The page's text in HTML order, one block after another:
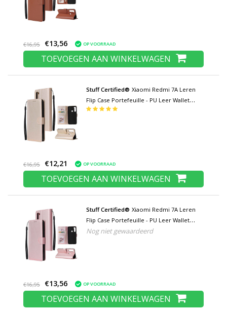
€16,95 €13,56 OP VOORRAAD
TOEVOEGEN AAN WINKELWAGEN
Stuff Certified® Xiaomi Redmi 7A Leren
Flip Case Portefeuille - PU Leer Wallet
Cover Cas Hoesje Goud
€16,95 €12,21 OP VOORRAAD
TOEVOEGEN AAN WINKELWAGEN
Stuff Certified® Xiaomi Redmi 7A Leren
Flip Case Portefeuille - PU Leer Wallet
Cover Cas Hoesje Roze
Nog niet gewaardeerd
€16,95 €13,56 OP VOORRAAD
TOEVOEGEN AAN WINKELWAGEN